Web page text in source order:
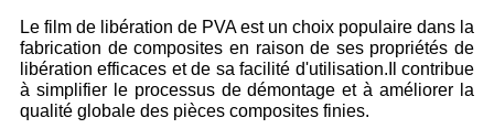
Le film de libération de PVA est un choix populaire dans la
fabrication de composites en raison de ses propriétés de
libération efficaces et de sa facilité d'utilisation.Il contribue
à simplifier le processus de démontage et à améliorer la
qualité globale des pièces composites finies.